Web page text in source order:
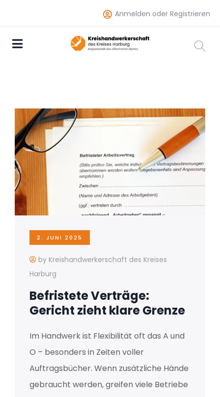
Anmelden oder Registrieren
2. JUNI 2025
by Kreishandwerkerschaft des Kreises
Harburg
Befristete Verträge:
Gericht zieht klare Grenze
Im Handwerk ist Flexibilität oft das A und
O – besonders in Zeiten voller
Auftragsbücher. Wenn zusätzliche Hände
gebraucht werden, greifen viele Betriebe